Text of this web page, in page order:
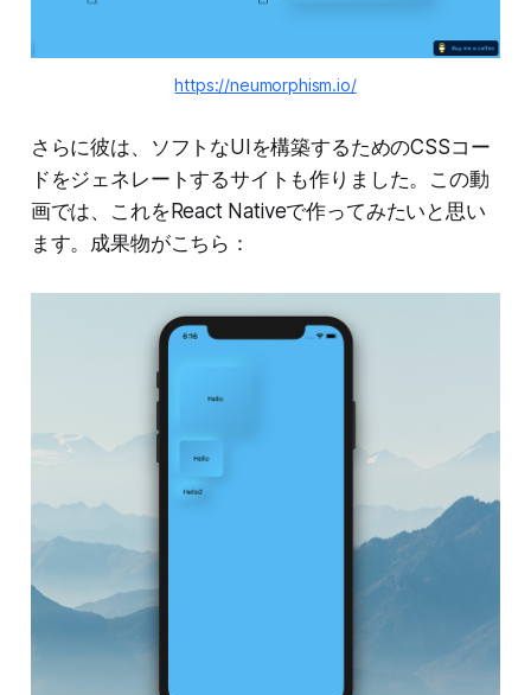
https://neumorphism.io/
さらに彼は、ソフトなUIを構築するためのCSSコー
ドをジェネレートするサイトも作りました。この動
画では、これをReact Nativeで作ってみたいと思い
ます。成果物がこちら：